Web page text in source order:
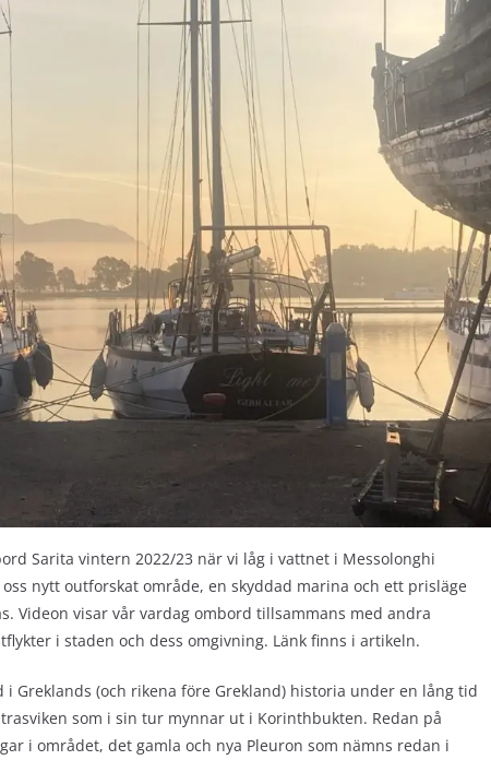
Sarita vintern 2022/23 när vi låg i vattnet i Messolonghi
nytt outforskat område, en skyddad marina och ett prisläge
Videon visar vår vardag ombord tillsammans med andra
i staden och dess omgivning. Länk finns i artikeln.
Greklands (och rikena före Grekland) historia under en lång tid
som i sin tur mynnar ut i Korinthbukten. Redan på
i området, det gamla och nya Pleuron som nämns redan i